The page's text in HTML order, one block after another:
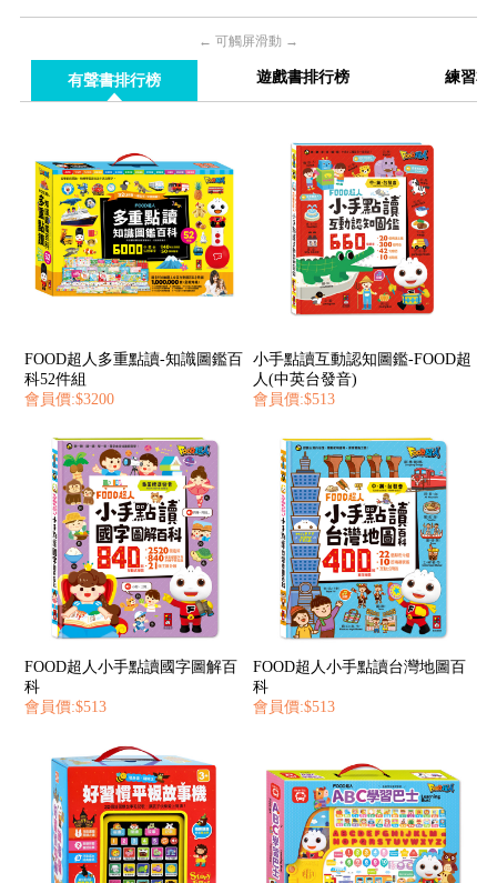
← 可觸屏滑動 →
有聲書排行榜 遊戲書排行榜 練習本
FOOD超人多重點讀-知識圖鑑百
科52件組
會員價:$3200
小手點讀互動認知圖鑑-FOOD超
人(中英台發音)
會員價:$513
FOOD超人小手點讀國字圖解百
科
會員價:$513
FOOD超人小手點讀台灣地圖百
科
會員價:$513